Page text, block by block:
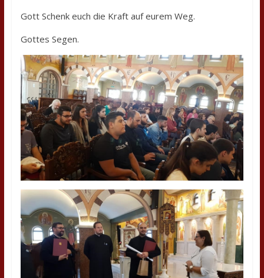
Gott Schenk euch die Kraft auf eurem Weg.
Gottes Segen.